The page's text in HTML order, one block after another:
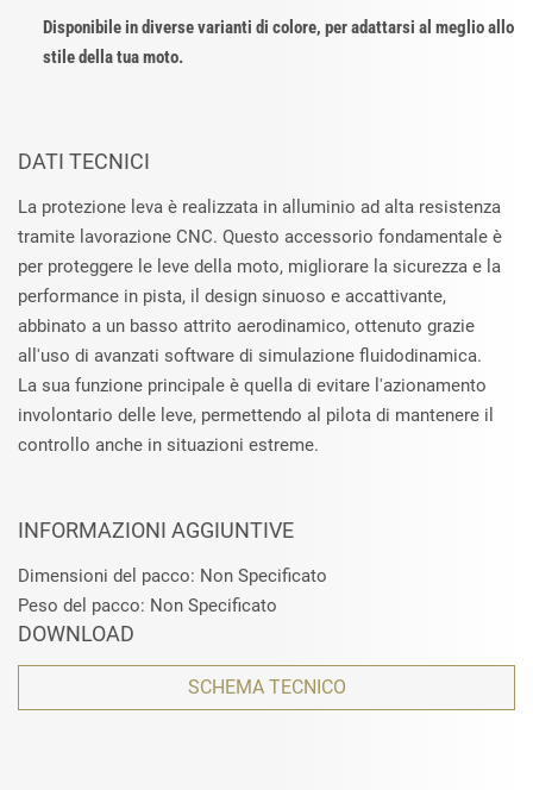
Disponibile in diverse varianti di colore, per adattarsi al meglio allo
stile della tua moto.
DATI TECNICI
La protezione leva è realizzata in alluminio ad alta resistenza
tramite lavorazione CNC. Questo accessorio fondamentale è
per proteggere le leve della moto, migliorare la sicurezza e la
performance in pista, il design sinuoso e accattivante,
abbinato a un basso attrito aerodinamico, ottenuto grazie
all'uso di avanzati software di simulazione fluidodinamica.
La sua funzione principale è quella di evitare l'azionamento
involontario delle leve, permettendo al pilota di mantenere il
controllo anche in situazioni estreme.
INFORMAZIONI AGGIUNTIVE
Dimensioni del pacco: Non Specificato
Peso del pacco: Non Specificato
DOWNLOAD
SCHEMA TECNICO